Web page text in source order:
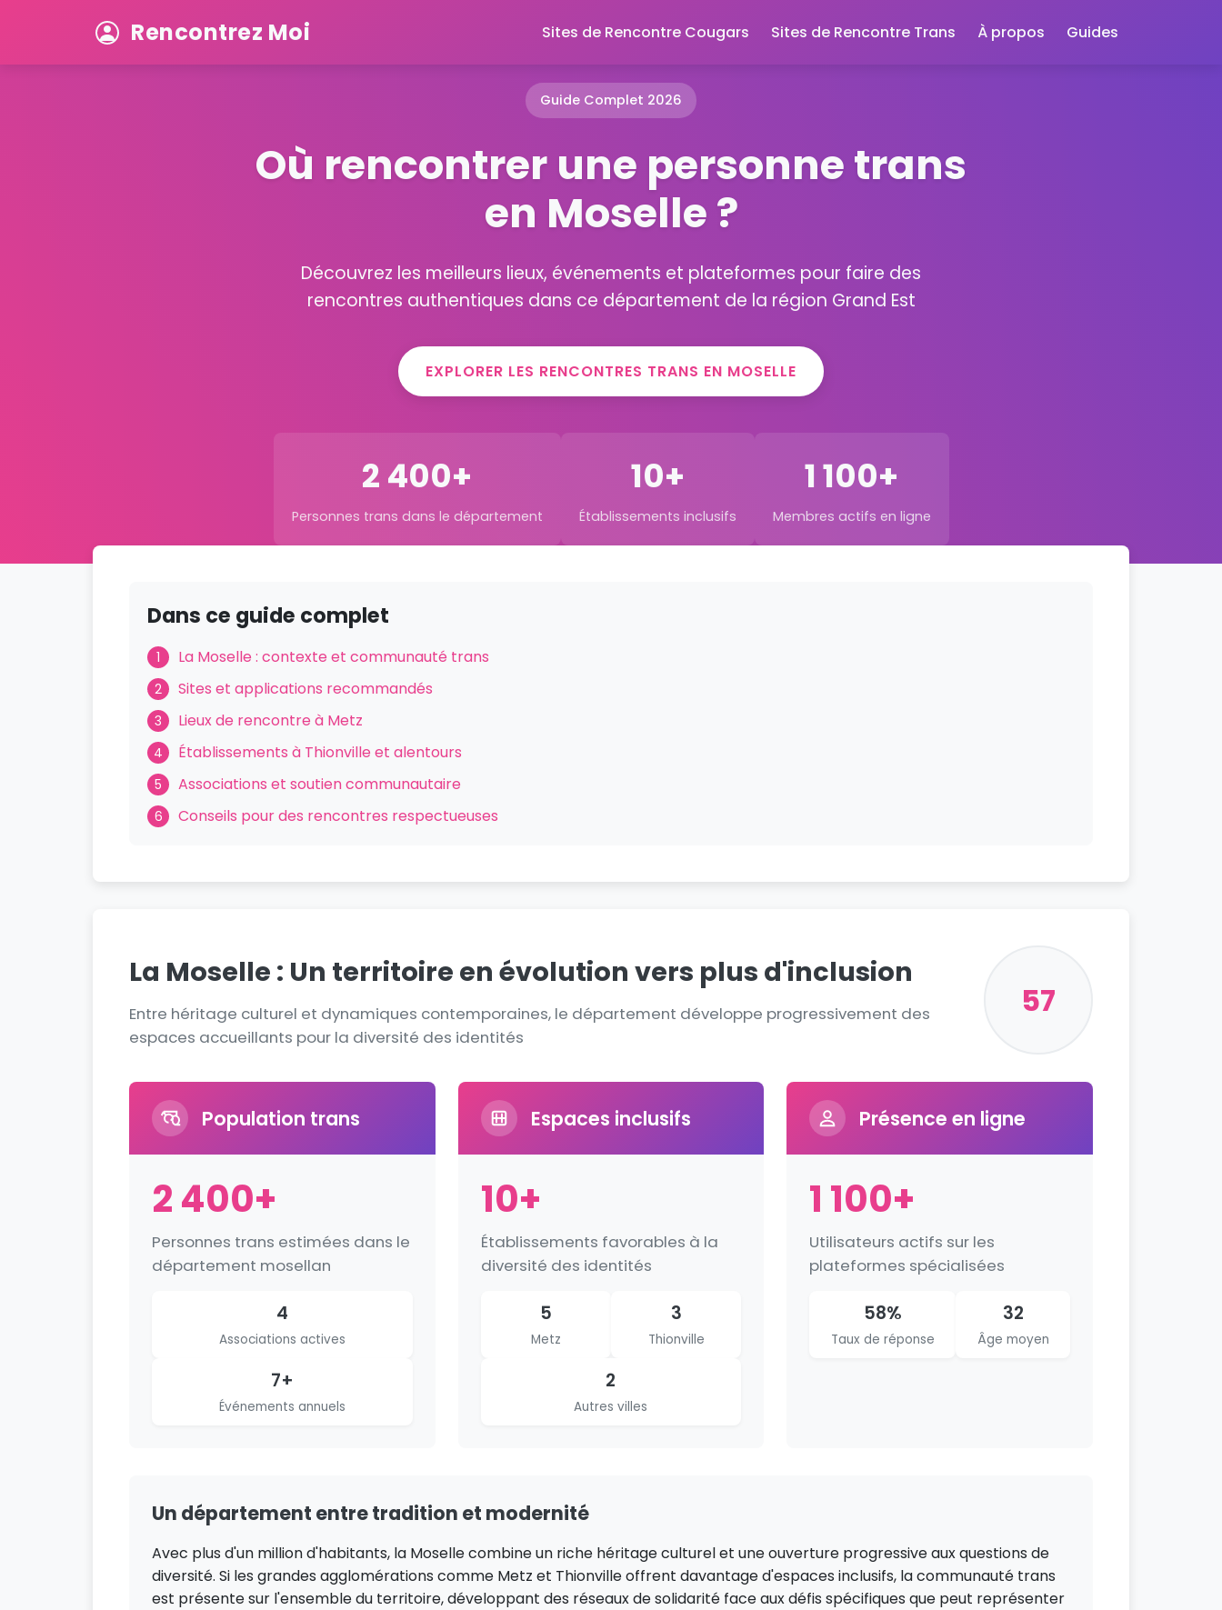
Rencontrez Moi Sites de Rencontre Cougars Sites de Rencontre Trans À propos Guides
Guide Complet 2026
Où rencontrer une personne trans
en Moselle ?
Découvrez les meilleurs lieux, événements et plateformes pour faire des
rencontres authentiques dans ce département de la région Grand Est
EXPLORER LES RENCONTRES TRANS EN MOSELLE
2 400+
Personnes trans dans le département
10+
Établissements inclusifs
1 100+
Membres actifs en ligne
Dans ce guide complet
1 La Moselle : contexte et communauté trans
2 Sites et applications recommandés
3 Lieux de rencontre à Metz
4 Établissements à Thionville et alentours
5 Associations et soutien communautaire
6 Conseils pour des rencontres respectueuses
La Moselle : Un territoire en évolution vers plus d'inclusion
Entre héritage culturel et dynamiques contemporaines, le département développe progressivement des
espaces accueillants pour la diversité des identités
57
Population trans
2 400+
Personnes trans estimées dans le
département mosellan
4
Associations actives
7+
Événements annuels
Espaces inclusifs
10+
Établissements favorables à la
diversité des identités
5
Metz
3
Thionville
2
Autres villes
Présence en ligne
1 100+
Utilisateurs actifs sur les
plateformes spécialisées
58%
Taux de réponse
32
Âge moyen
Un département entre tradition et modernité
Avec plus d'un million d'habitants, la Moselle combine un riche héritage culturel et une ouverture progressive aux questions de
diversité. Si les grandes agglomérations comme Metz et Thionville offrent davantage d'espaces inclusifs, la communauté trans
est présente sur l'ensemble du territoire, développant des réseaux de solidarité face aux défis spécifiques que peut représenter